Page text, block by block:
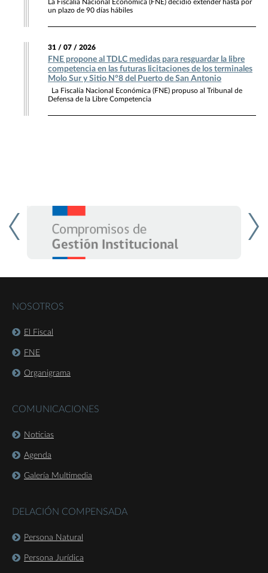
La Fiscalía Nacional Económica (FNE) decidió extender hasta por
un plazo de 90 días hábiles
31 / 07 / 2026
FNE propone al TDLC medidas para resguardar la libre
competencia en las futuras licitaciones de los terminales
Molo Sur y Sitio N°8 del Puerto de San Antonio
La Fiscalía Nacional Económica (FNE) propuso al Tribunal de
Defensa de la Libre Competencia
NOSOTROS
El Fiscal
FNE
Organigrama
COMUNICACIONES
Noticias
Agenda
Galería Multimedia
DELACIÓN COMPENSADA
Persona Natural
Persona Jurídica